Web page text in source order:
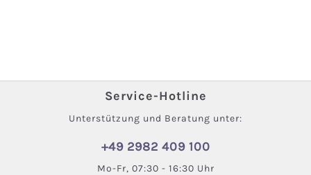
Service-Hotline
Unterstützung und Beratung unter:
+49 2982 409 100
Mo-Fr, 07:30 - 16:30 Uhr